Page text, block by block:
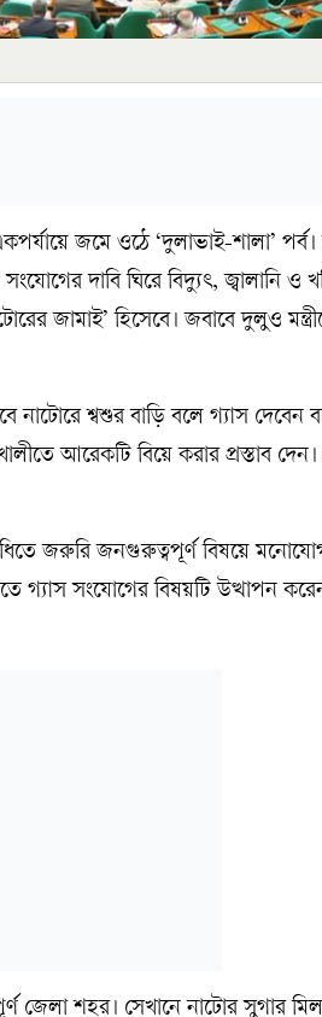
জমে ওঠে ‘দুলাভাই-শালা’
দাবি ঘিরে বিদ্যুৎ, জ্বালানি ও
জামাই’ হিসেবে। জবাবে দুলুও
নাটোরে শ্বশুর বাড়ি বলে গ্যাস
আরেকটি বিয়ে করার প্রস্তাব দেন।
জরুরি জনগুরুত্বপূর্ণ বিষয়ে
গ্যাস সংযোগের বিষয়টি উত্থাপন
শহর। সেখানে নাটোর সুগার মিল,